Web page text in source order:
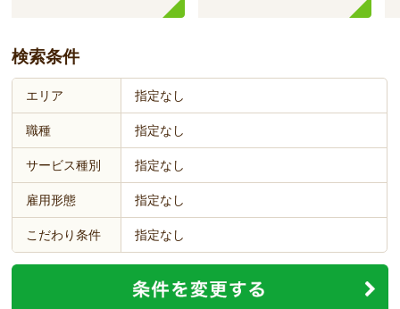
検索条件
エリア 指定なし
職種 指定なし
サービス種別 指定なし
雇用形態 指定なし
こだわり条件 指定なし